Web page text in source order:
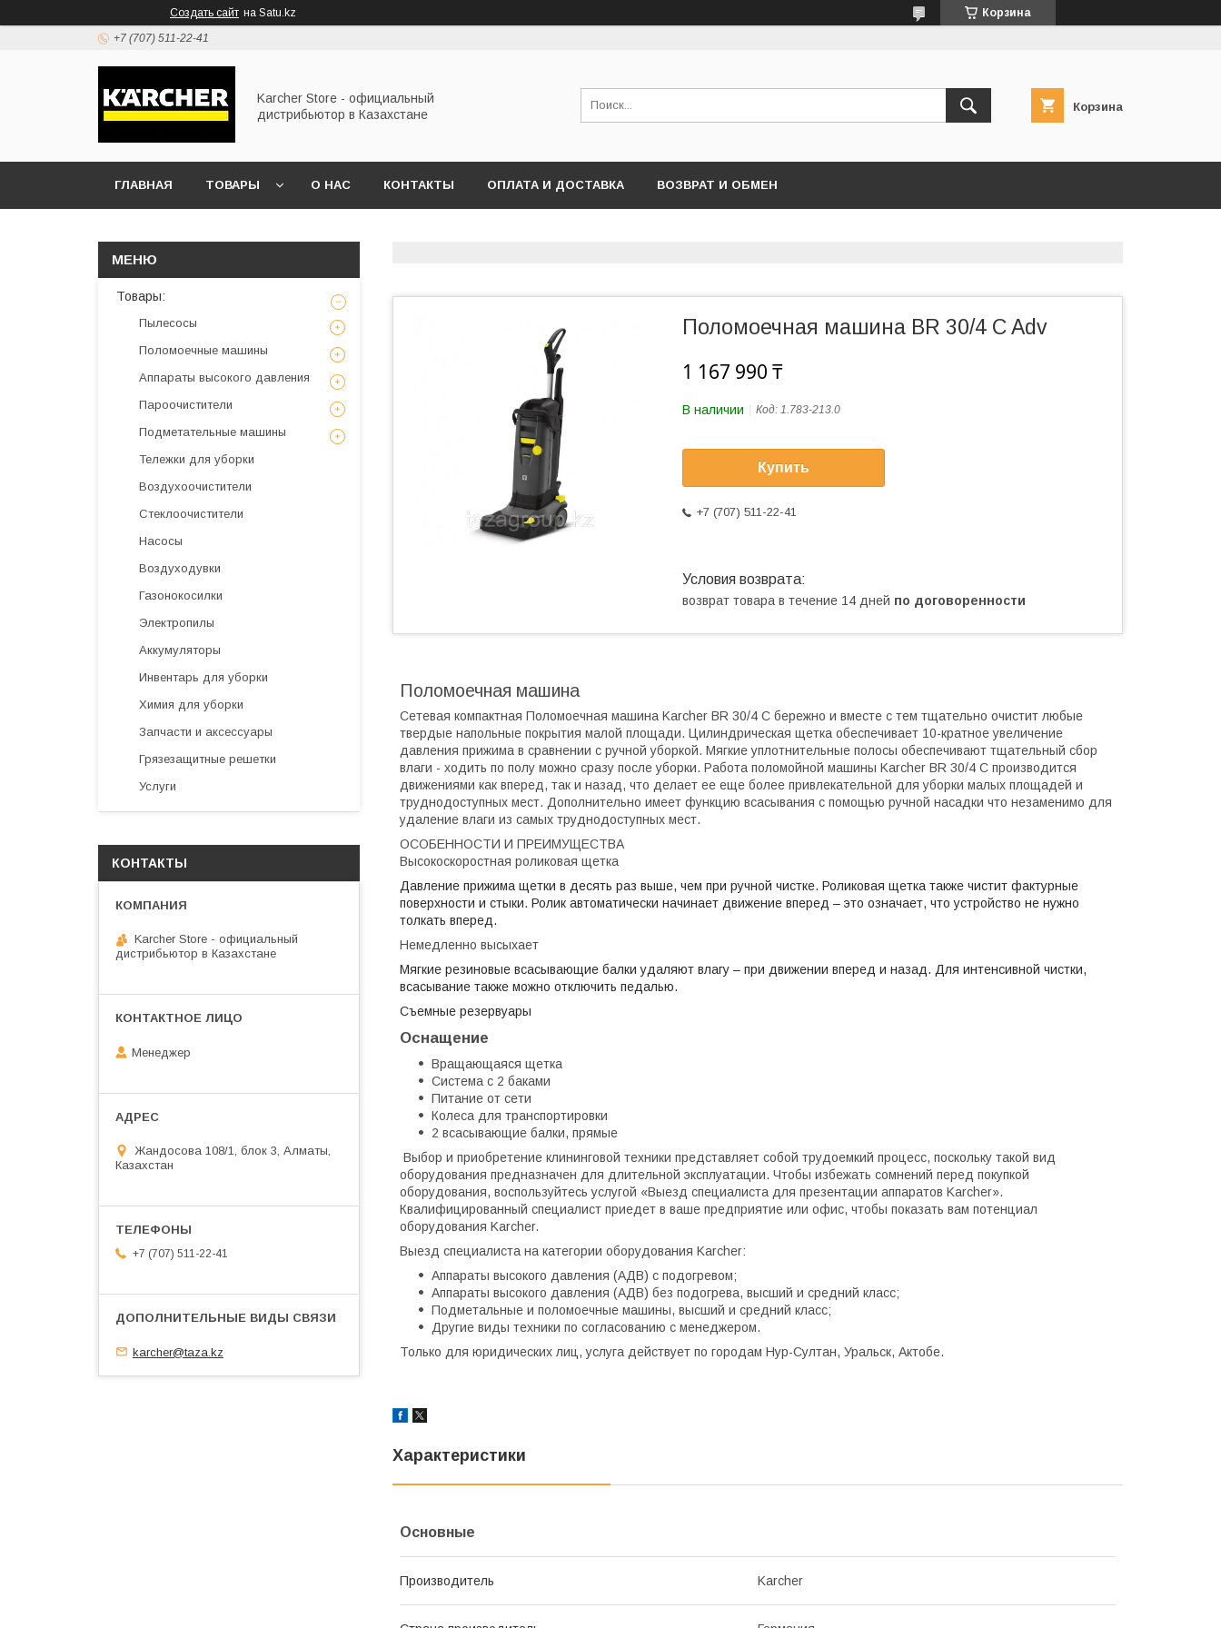
Создать сайт на Satu.kz Корзина
+7 (707) 511-22-41
Karcher Store - официальный
дистрибьютор в Казахстане
Корзина
ГЛАВНАЯ ТОВАРЫ О НАС КОНТАКТЫ ОПЛАТА И ДОСТАВКА ВОЗВРАТ И ОБМЕН
Поломоечная машина BR 30/4 C Adv
1 167 990 ₸
В наличии Код: 1.783-213.0
Купить
+7 (707) 511-22-41
возврат товара в течение 14 дней по договоренности
Поломоечная машина
Сетевая компактная Поломоечная машина Karcher BR 30/4 C бережно и вместе с тем тщательно очистит любые
твердые напольные покрытия малой площади. Цилиндрическая щетка обеспечивает 10-кратное увеличение
давления прижима в сравнении с ручной уборкой. Мягкие уплотнительные полосы обеспечивают тщательный сбор
влаги - ходить по полу можно сразу после уборки. Работа поломойной машины Karcher BR 30/4 C производится
движениями как вперед, так и назад, что делает ее еще более привлекательной для уборки малых площадей и
труднодоступных мест. Дополнительно имеет функцию всасывания с помощью ручной насадки что незаменимо для
удаление влаги из самых труднодоступных мест.
ОСОБЕННОСТИ И ПРЕИМУЩЕСТВА
Высокоскоростная роликовая щетка
Давление прижима щетки в десять раз выше, чем при ручной чистке. Роликовая щетка также чистит фактурные
поверхности и стыки. Ролик автоматически начинает движение вперед – это означает, что устройство не нужно
толкать вперед.
Немедленно высыхает
Мягкие резиновые всасывающие балки удаляют влагу – при движении вперед и назад. Для интенсивной чистки,
всасывание также можно отключить педалью.
Съемные резервуары
Оснащение
Вращающаяся щетка
Система с 2 баками
Питание от сети
Колеса для транспортировки
2 всасывающие балки, прямые
Выбор и приобретение клининговой техники представляет собой трудоемкий процесс, поскольку такой вид
оборудования предназначен для длительной эксплуатации. Чтобы избежать сомнений перед покупкой
оборудования, воспользуйтесь услугой «Выезд специалиста для презентации аппаратов Karcher».
Квалифицированный специалист приедет в ваше предприятие или офис, чтобы показать вам потенциал
оборудования Karcher.
Выезд специалиста на категории оборудования Karcher:
Аппараты высокого давления (АДВ) с подогревом;
Аппараты высокого давления (АДВ) без подогрева, высший и средний класс;
Подметальные и поломоечные машины, высший и средний класс;
Другие виды техники по согласованию с менеджером.
Только для юридических лиц, услуга действует по городам Нур-Султан, Уральск, Актобе.
Характеристики
Основные
Производитель Karcher
Товары:
Пылесосы
Поломоечные машины
Аппараты высокого давления
Пароочистители
Подметательные машины
Тележки для уборки
Воздухоочистители
Стеклоочистители
Насосы
Воздуходувки
Газонокосилки
Электропилы
Аккумуляторы
Инвентарь для уборки
Химия для уборки
Запчасти и аксессуары
Грязезащитные решетки
Услуги
КОНТАКТЫ
Karcher Store - официальный
дистрибьютор в Казахстане
Менеджер
Жандосова 108/1, блок 3, Алматы,
Казахстан
+7 (707) 511-22-41
karcher@taza.kz